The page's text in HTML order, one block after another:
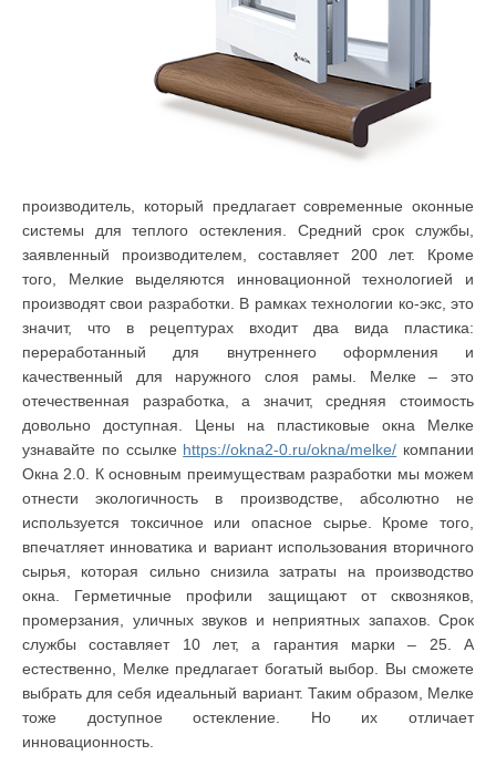
производитель, который предлагает современные оконные
системы для теплого остекления. Средний срок службы,
заявленный производителем, составляет 200 лет. Кроме
того, Мелкие выделяются инновационной технологией и
производят свои разработки. В рамках технологии ко-экс, это
значит, что в рецептурах входит два вида пластика:
переработанный для внутреннего оформления и
качественный для наружного слоя рамы. Мелке – это
отечественная разработка, а значит, средняя стоимость
довольно доступная. Цены на пластиковые окна Мелке
узнавайте по ссылке https://okna2-0.ru/okna/melke/ компании
Окна 2.0. К основным преимуществам разработки мы можем
отнести экологичность в производстве, абсолютно не
используется токсичное или опасное сырье. Кроме того,
впечатляет инноватика и вариант использования вторичного
сырья, которая сильно снизила затраты на производство
окна. Герметичные профили защищают от сквозняков,
промерзания, уличных звуков и неприятных запахов. Срок
службы составляет 10 лет, а гарантия марки – 25. А
естественно, Мелке предлагает богатый выбор. Вы сможете
выбрать для себя идеальный вариант. Таким образом, Мелке
тоже доступное остекление. Но их отличает
инновационность.